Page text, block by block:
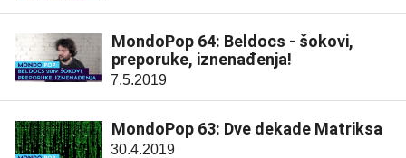
MondoPop 64: Beldocs - šokovi,
preporuke, iznenađenja!
7.5.2019
MondoPop 63: Dve dekade Matriksa
30.4.2019